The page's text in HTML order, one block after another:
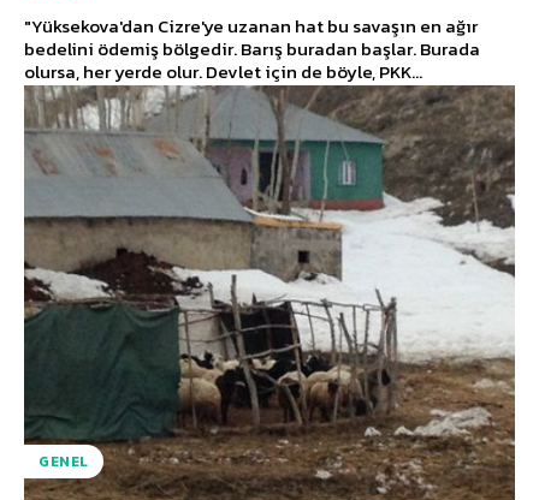
"Yüksekova'dan Cizre'ye uzanan hat bu savaşın en ağır
bedelini ödemiş bölgedir. Barış buradan başlar. Burada
olursa, her yerde olur. Devlet için de böyle, PKK...
GENEL